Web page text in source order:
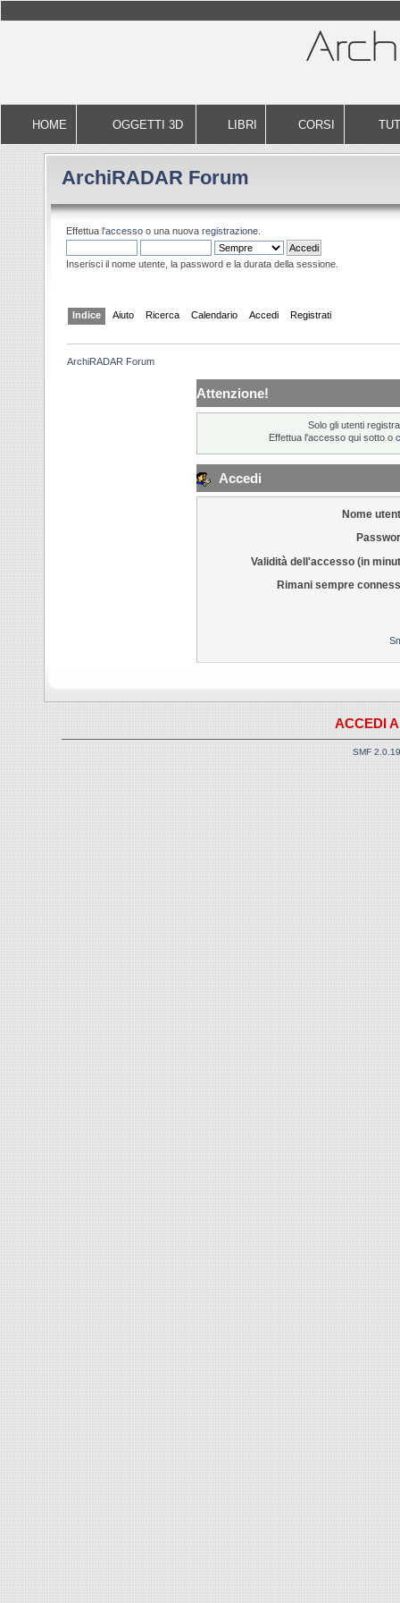
HOME OGGETTI 3D LIBRI CORSI
ArchiRADAR Forum
Effettua l'accesso o una nuova registrazione.
Inserisci il nome utente, la password e la durata della sessione.
Indice Aiuto Ricerca Calendario Accedi Registrati
ArchiRADAR Forum
Attenzione!
Solo gli utenti
Effettua l'accesso qui sotto o
Accedi
Nome
Validità dell'accesso (in
Rimani sempre
ACCEDI
SMF 2.0.19